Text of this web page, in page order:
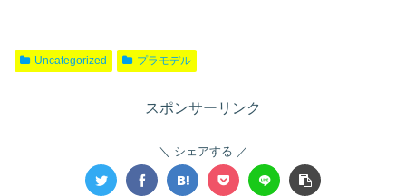
Uncategorized プラモデル
スポンサーリンク
シェアする